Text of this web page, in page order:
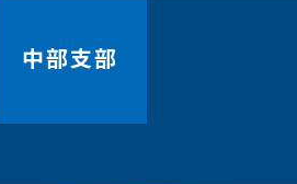
中部支部